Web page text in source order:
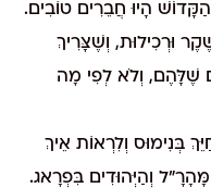
הָיוּ חֲבֵרִים טוֹבִים.
וּרְכִילוּת, וְשֶׁצָּרִיךְ
שֶׁלָּהֶם, וְלֹא לְפִי מָה
בְּנִימוּס וְלִרְאוֹת אֵיךְ
וְהַיְּהוּדִים בִּפְרָאג.